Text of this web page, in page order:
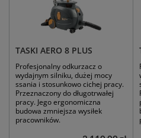
szybkość działania.
to przyjemny zapach
pozostawia po sobie
na długo po
Preparat jest
TASKI AERO 8 PLUS
Profesjonalny odkurzacz o
wydajnym silniku, dużej mocy
ssania i stosunkowo cichej pracy.
Przeznaczony do długotrwałej
pracy. Jego ergonomiczna
budowa zmniejsza wysiłek
pracowników.